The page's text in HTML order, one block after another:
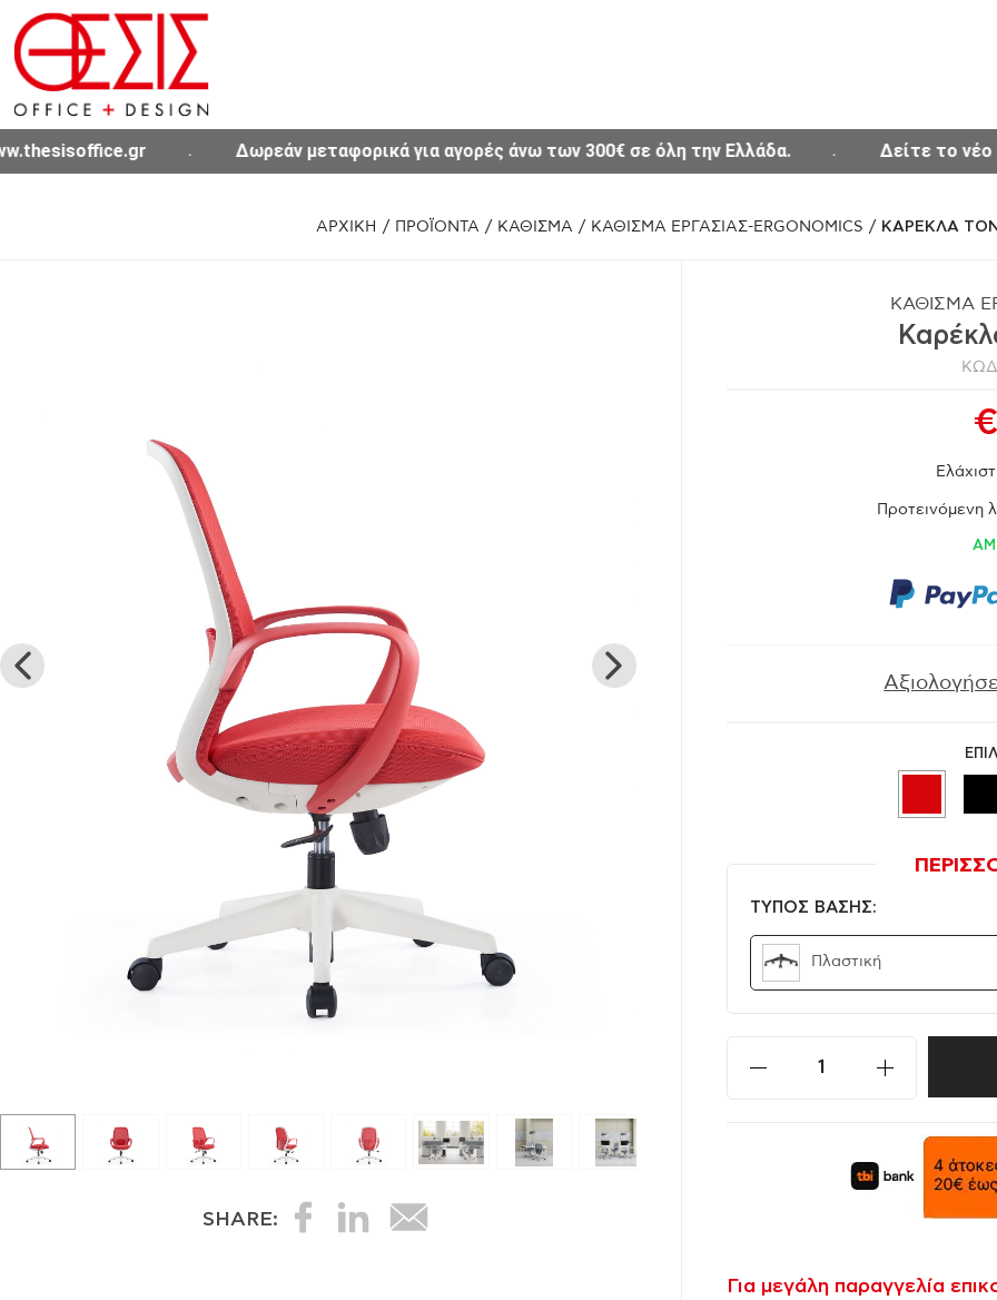
Δωρεάν μεταφορικά για αγορές άνω των 300€ σε όλη την Ελλάδα. Δείτε το νέο μας Site
ΑΡΧΙΚΗ / ΠΡΟΪΟΝΤΑ / ΚΑΘΙΣΜΑ / ΚΑΘΙΣΜΑ ΕΡΓΑΣΙΑΣ-ERGONOMICS / ΚΑΡΕΚΛΑ
SHARE:
ΚΑΘΙΣΜΑ
Προτεινόμενη
ΤΥΠΟΣ ΒΑΣΗΣ:
Πλαστική
Για μεγάλη παραγγελία